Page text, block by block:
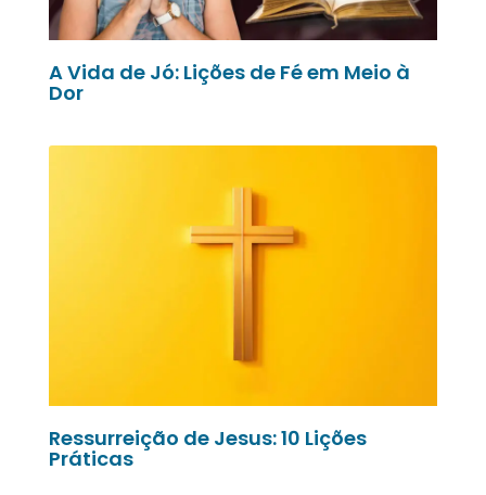
A Vida de Jó: Lições de Fé em Meio à
Dor
Ressurreição de Jesus: 10 Lições
Práticas